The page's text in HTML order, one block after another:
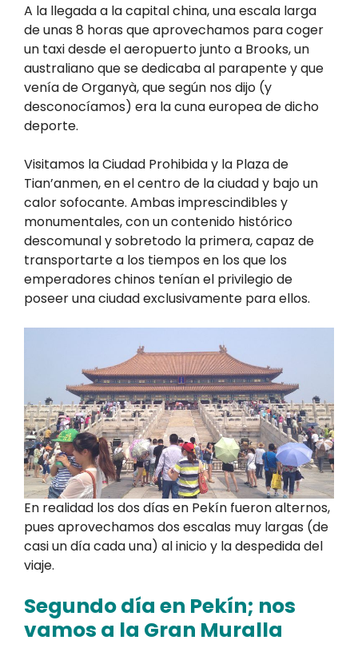
A la llegada a la capital china, una escala larga
de unas 8 horas que aprovechamos para coger
un taxi desde el aeropuerto junto a Brooks, un
australiano que se dedicaba al parapente y que
venía de Organyà, que según nos dijo (y
desconocíamos) era la cuna europea de dicho
deporte.
Visitamos la Ciudad Prohibida y la Plaza de
Tian’anmen, en el centro de la ciudad y bajo un
calor sofocante. Ambas imprescindibles y
monumentales, con un contenido histórico
descomunal y sobretodo la primera, capaz de
transportarte a los tiempos en los que los
emperadores chinos tenían el privilegio de
poseer una ciudad exclusivamente para ellos.
En realidad los dos días en Pekín fueron alternos,
pues aprovechamos dos escalas muy largas (de
casi un día cada una) al inicio y la despedida del
viaje.
Segundo día en Pekín; nos
vamos a la Gran Muralla